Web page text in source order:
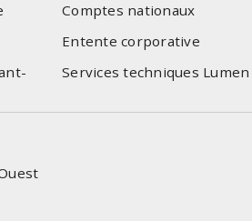
Comptes nationaux
Entente corporative
Services techniques Lumen